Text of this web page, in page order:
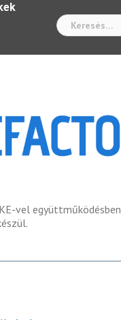
vel együttműködésben